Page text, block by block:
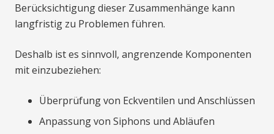
Berücksichtigung dieser Zusammenhänge kann
langfristig zu Problemen führen.
Deshalb ist es sinnvoll, angrenzende Komponenten
mit einzubeziehen:
Überprüfung von Eckventilen und Anschlüssen
Anpassung von Siphons und Abläufen